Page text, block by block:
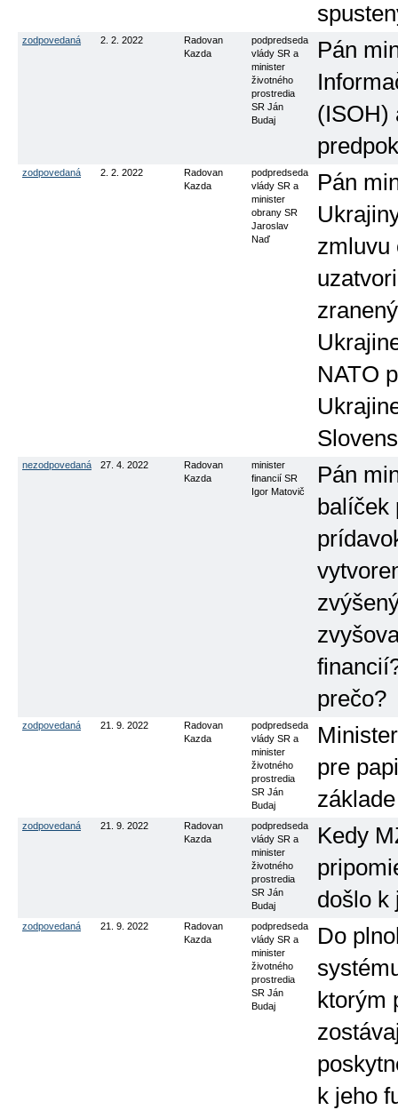
zodpovedaná 2. 2. 2022
Radovan
Kazda
podpredseda
vlády SR a
minister
životného
prostredia
SR Ján
Budaj
Pán
(ISOH)
zodpovedaná 2. 2. 2022
Radovan
Kazda
podpredseda
vlády SR a
minister
obrany SR
Jaroslav
Naď
Pán
zmluvu
NATO
nezodpovedaná 27. 4. 2022
Radovan
Kazda
minister
financií SR
Igor Matovič
Pán
balíček
prečo?
zodpovedaná 21. 9. 2022
Radovan
Kazda
podpredseda
vlády SR a
minister
životného
prostredia
SR Ján
Budaj
pre
zodpovedaná 21. 9. 2022
Radovan
Kazda
podpredseda
vlády SR a
minister
životného
prostredia
SR Ján
Budaj
Kedy
došlo k
zodpovedaná 21. 9. 2022
Radovan
Kazda
podpredseda
vlády SR a
minister
životného
prostredia
SR Ján
Budaj
Do
ktorým
k jeho